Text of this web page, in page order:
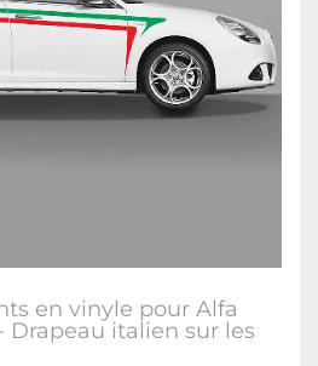
en vinyle pour Alfa
Drapeau italien sur les